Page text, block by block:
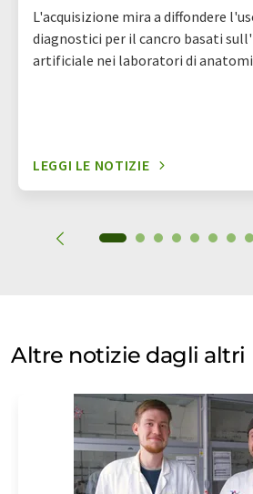
L'acquisizione mira a diffondere
diagnostici per il cancro basati
artificiale nei laboratori di
LEGGI LE NOTIZIE
Altre notizie dagli altri